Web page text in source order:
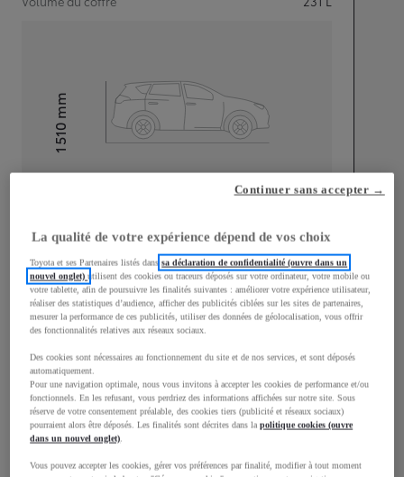
Hauteur1 510
mm
Largeur
1 740mm
Consommation mixte
Consommation mixte 4,8L/100 km
La qualité de votre expérience dépend de vos choix
Toyota et ses Partenaires listés danssa déclaration de confidentialité (ouvre dans un
nouvel onglet)utilisent des cookies ou traceurs déposés sur votre ordinateur, votre mobile ou
votre tablette, afin de poursuivre les finalités suivantes : améliorer votre expérience utilisateur,
réaliser des statistiques d’audience, afficher des publicités ciblées sur les sites de partenaires,
mesurer la performance de ces publicités, utiliser des données de géolocalisation, vous offrir
des fonctionnalités relatives aux réseaux sociaux.
Des cookies sont nécessaires au fonctionnement du site et de nos services, et sont déposés
automatiquement.
Pour une navigation optimale, nous vous invitons à accepter les cookies de performance et/ou
fonctionnels. En les refusant, vous perdriez des informations affichées sur notre site. Sous
réserve de votre consentement préalable, des cookies tiers (publicité et réseaux sociaux)
pourraient alors être déposés. Les finalités sont décrites dans lapolitique cookies (ouvre
dans un nouvel onglet).
Vous pouvez accepter les cookies, gérer vos préférences par finalité, modifier à tout moment
Continuer sans accepter →